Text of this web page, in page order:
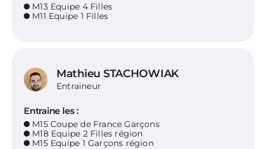
M13 Equipe 4 Filles
M11 Equipe 1 Filles
Mathieu STACHOWIAK
Entraineur
Entraine les :
M15 Coupe de France Garçons
M18 Equipe 2 Filles région
M15 Equipe 1 Garçons région